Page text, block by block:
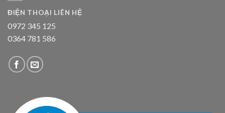
ĐIỆN THOẠI LIÊN HỆ
0972 345 125
0364 781 586